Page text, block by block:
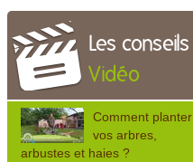
Les conseils
Vidéo
Comment planter
vos arbres,
arbustes et haies ?